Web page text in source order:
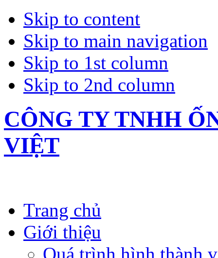
Skip to content
Skip to main navigation
Skip to 1st column
Skip to 2nd column
CÔNG TY TNHH
VIỆT
Trang chủ
Giới thiệu
Quá trình hình thành